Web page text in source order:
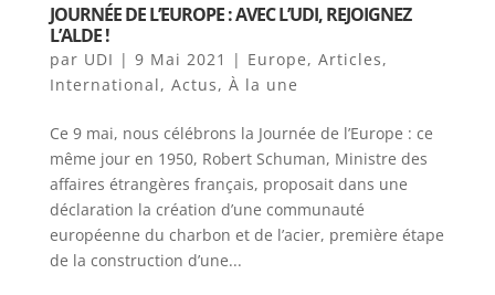
JOURNÉE DE L’EUROPE : AVEC L’UDI, REJOIGNEZ
L’ALDE !
par UDI | 9 Mai 2021 | Europe, Articles,
International, Actus, À la une
Ce 9 mai, nous célébrons la Journée de l’Europe : ce
même jour en 1950, Robert Schuman, Ministre des
affaires étrangères français, proposait dans une
déclaration la création d’une communauté
européenne du charbon et de l’acier, première étape
de la construction d’une...